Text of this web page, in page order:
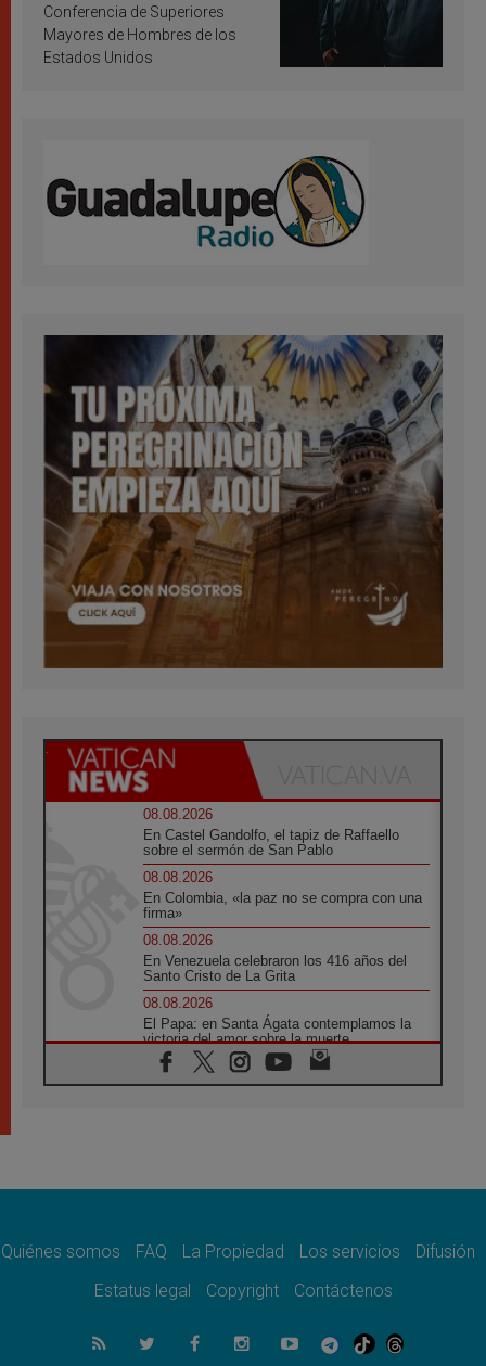
Conferencia de Superiores
Mayores de Hombres de los
Estados Unidos
08.08.2026
En Castel Gandolfo, el tapiz de Raffaello
sobre el sermón de San Pablo
08.08.2026
En Colombia, «la paz no se compra con una
firma»
08.08.2026
En Venezuela celebraron los 416 años del
Santo Cristo de La Grita
08.08.2026
El Papa: en Santa Ágata contemplamos la
victoria del amor sobre la muerte
08.08.2026
León XIV visitará el Santuario de la Madre
07.08.2026
07.08.2026
el compromiso del cristiano"
La matanza de niños en Gaza no cesa: 300
muertos en 300 días
Quiénes somos FAQ La Propiedad Los servicios
Difusión
Estatus legal
Copyright Contáctenos